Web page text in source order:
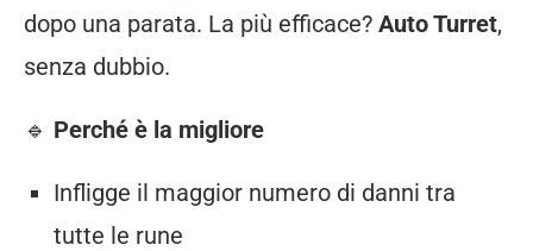
dopo una parata. La più efficace? AutoTurret,
senza dubbio.
🔹 Perché è la migliore
Infligge il maggior numero di danni tra
tutte le rune